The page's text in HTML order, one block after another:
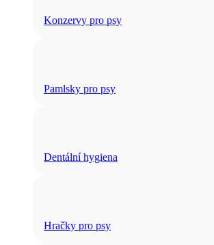
Konzervy pro psy
Pamlsky pro psy
Dentální hygiena
Hračky pro psy